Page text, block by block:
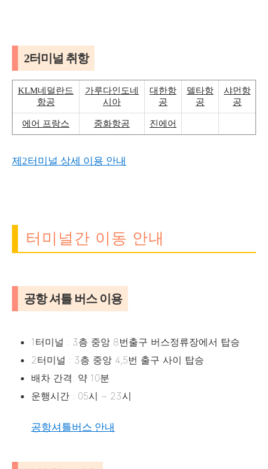
2터미널 취항
KLM네덜란드
항공
가루다인도네
시아
대한항
공
델타항
공
샤먼항
공
에어 프랑스 중화항공 진에어
제2터미널 상세 이용 안내
터미널간 이동 안내
공항 셔틀 버스 이용
1터미널 : 3층 중앙 8번출구 버스정류장에서 탑승
2터미널 : 3층 중앙 4,5번 출구 사이 탑승
배차 간격: 약 10분
운행시간 : 05시 ~ 23시
공항셔틀버스 안내